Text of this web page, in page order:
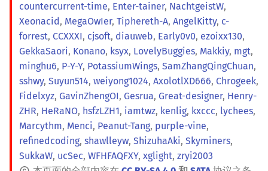
countercurrent-time, Enter-tainer, NachtgeistW,
Xeonacid, MegaOwIer, Tiphereth-A, AngelKitty, c-
forrest, CCXXXI, cjsoft, diauweb, Early0v0, ezoixx130,
GekkaSaori, Konano, ksyx, LovelyBuggies, Makkiy, mgt,
minghu6, P-Y-Y, PotassiumWings, SamZhangQingChuan,
sshwy, Suyun514, weiyong1024, AxolotlXD666, Chrogeek,
Fidelxyz, GavinZhengOI, Gesrua, Great-designer, Henry-
ZHR, HeRaNO, hsfzLZH1, iamtwz, kenlig, kxccc, lychees,
Marcythm, Menci, Peanut-Tang, purple-vine,
refinedcoding, shawlleyw, ShizuhaAki, Skyminers,
SukkaW, ucSec, WFHFAQFXY, xglight, zryi2003